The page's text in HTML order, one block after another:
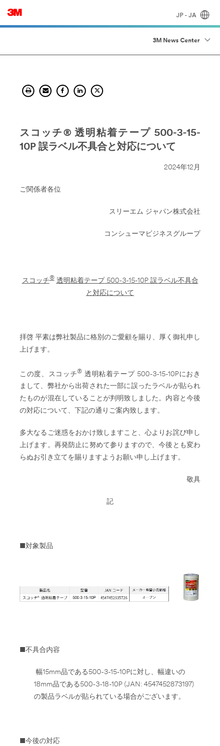
JP - JA
3M News Center
スコッチ® 透明粘着テープ 500-3-15-
10P 誤ラベル不具合と対応について
2024年12月
ご関係者各位
スリーエム ジャパン株式会社
コンシューマビジネスグループ
スコッチ® 透明粘着テープ500-3-15-10P 誤ラベル不具合
と対応について
拝啓 平素は弊社製品に格別のご愛顧を賜り、厚く御礼申し
上げます。
この度、スコッチ® 透明粘着テープ 500-3-15-10Pにおき
まして、弊社から出荷された一部に誤ったラベルが貼られ
たものが混在していることが判明致しました。内容と今後
の対応について、下記の通りご案内致します。
多大なるご迷惑をおかけ致しますこと、心よりお詫び申し
上げます。再発防止に努めて参りますので、今後とも変わ
らぬお引き立てを賜りますようお願い申し上げます。
敬具
記
■対象製品
■不具合内容
幅15mm品である500-3-15-10Pに対し、幅違いの
18mm品である500-3-18-10P (JAN: 4547452873197)
の製品ラベルが貼られている場合がございます。
■今後の対応